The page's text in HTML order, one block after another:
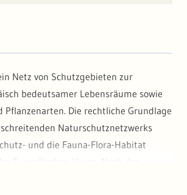
Netz von Schutzgebieten zur
bedeutsamer Lebensräume sowie
Pflanzenarten. Die rechtliche Grundlage
Naturschutznetzwerks
und die Fauna-Flora-Habitat
Europäischen Union. Nach den
Richtlinie benennt jeder Mitgliedstaat